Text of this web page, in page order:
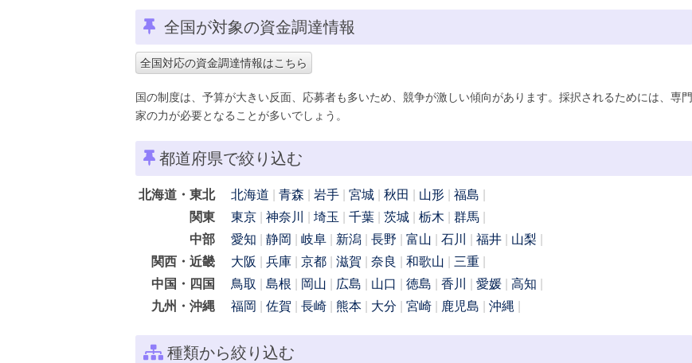
全国が対象の資金調達情報
全国対応の資金調達情報はこちら
国の制度は、予算が大きい反面、応募者も多いため、競争が激しい傾向があります。採択されるためには、専門
家の力が必要となることが多いでしょう。
都道府県で絞り込む
北海道・東北 北海道 青森 岩手 宮城 秋田 山形
福島
関東
東京 神奈川 埼玉 千葉 茨城 栃木
群馬
中部
愛知 静岡 岐阜 新潟 長野 富山 石川 福井
山梨
関西・近畿
大阪 兵庫 京都 滋賀 奈良 和歌山
三重
中国・四国
鳥取 島根 岡山 広島 山口 徳島 香川 愛媛
高知
九州・沖縄
福岡 佐賀 長崎 熊本 大分 宮崎 鹿児島 沖縄
種類から絞り込む